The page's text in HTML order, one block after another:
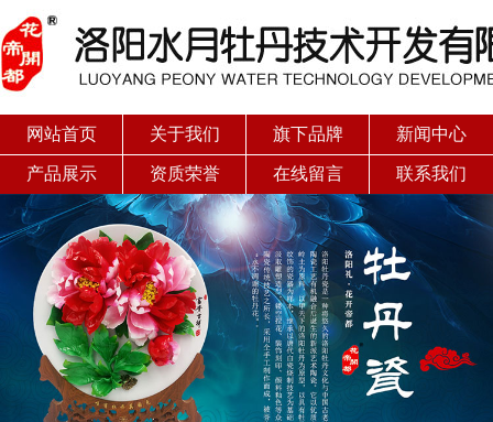
网站首页 关于我们 旗下品牌 新闻中心
产品展示 资质荣誉 在线留言 联系我们